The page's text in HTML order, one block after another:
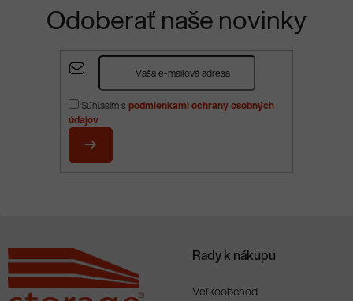
Odoberať naše novinky
Súhlasím spodmienkami ochrany osobných
údajov
PRIHLÁSIŤ
Rady k nákupu
Veľkoobchod